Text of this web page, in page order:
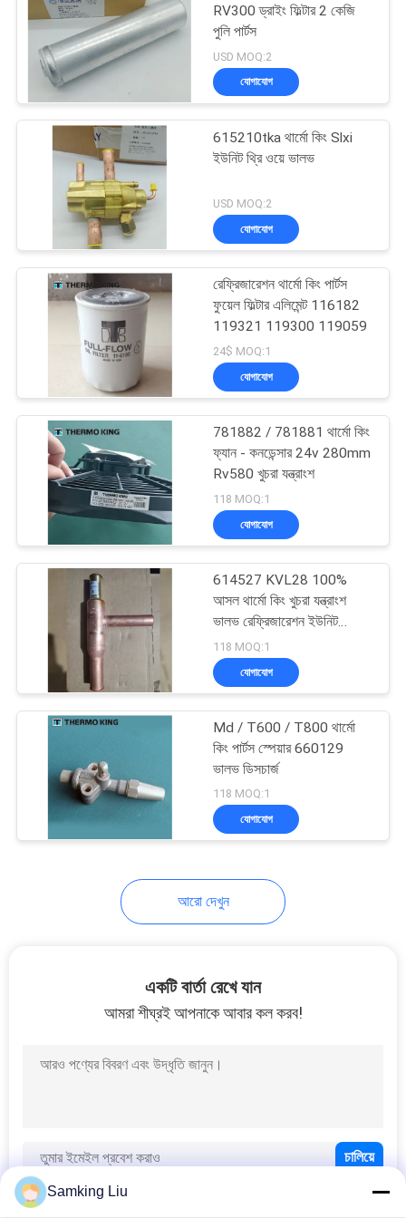
থার্মো কিং টি সিরিজ
ইসুজু ফ্রিজ ট্রাক
আধা ট্রেলার রেফ্রিজারেশন
ইউনিট
13
ছাদ মাউন্ট রেফ্রিজারেশন
ইউনিট
ইউনিট
রেফ্রিজারেটেড স্টোরেজ
RV300 ড্রাইং ফিল্টার 2 কেজি
পুলি পার্টস
USD MOQ:2
যোগাযোগ
615210tka থার্মো কিং Slxi
ইউনিট থ্রি ওয়ে ভালভ
USD MOQ:2
যোগাযোগ
রেফ্রিজারেশন থার্মো কিং পার্টস
ফুয়েল ফিল্টার এলিমেন্ট 116182
119321 119300 119059
24$ MOQ:1
যোগাযোগ
781882 / 781881 থার্মো কিং
ফ্যান - কনডেন্সার 24v 280mm
Rv580 খুচরা যন্ত্রাংশ
118 MOQ:1
যোগাযোগ
614527 KVL28 100%
আসল থার্মো কিং খুচরা যন্ত্রাংশ
ভালভ রেফ্রিজারেশন ইউনিট
3E71871G01
118 MOQ:1
যোগাযোগ
Md / ​​T600 / T800 থার্মো
কিং পার্টস স্পেয়ার 660129
ভালভ ডিসচার্জ
118 MOQ:1
যোগাযোগ
আরো দেখুন
একটি বার্তা রেখে যান
আমরা শীঘ্রই আপনাকে আবার কল করব!
Samking Liu